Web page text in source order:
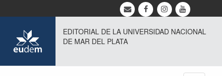
EDITORIAL DE LA UNIVERSIDAD NACIONAL
DE MAR DEL PLATA